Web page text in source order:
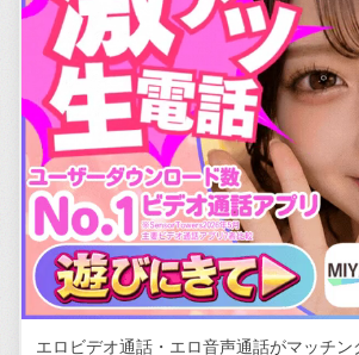
エロビデオ通話・エロ音声通話がマッチン